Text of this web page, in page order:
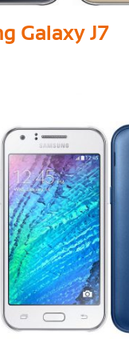
Galaxy J7